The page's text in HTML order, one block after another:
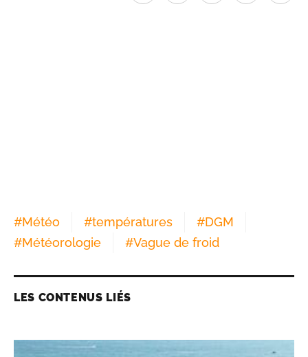
#Météo #températures #DGM
#Météorologie #Vague de froid
LES CONTENUS LIÉS